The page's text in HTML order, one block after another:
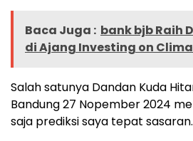
Baca Juga : bank bjb Raih
di Ajang Investing on
Salah satunya Dandan Kuda
Bandung 27 Nopember 2024
saja prediksi saya tepat sasaran.